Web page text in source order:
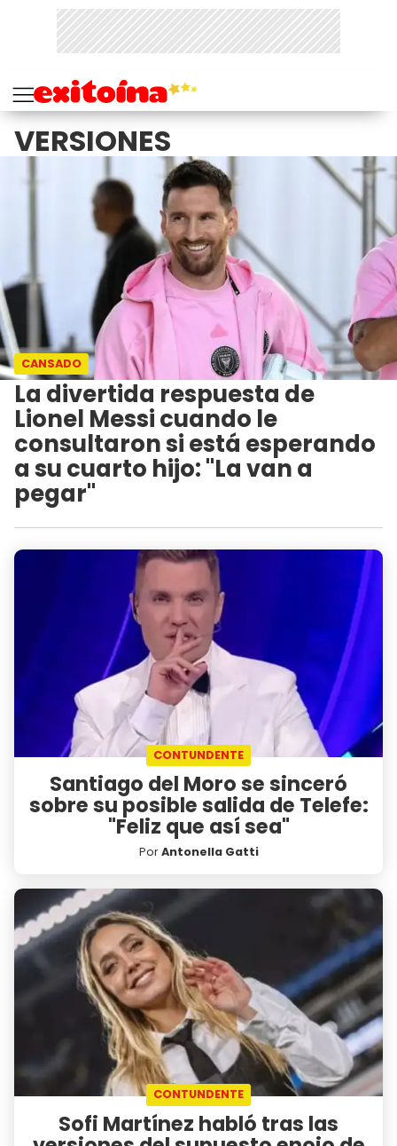
VERSIONES
CANSADO
La divertida respuesta de
Lionel Messi cuando le
consultaron si está esperando
a su cuarto hijo: "La van a
pegar"
CONTUNDENTE
Santiago del Moro se sinceró
sobre su posible salida de Telefe:
"Feliz que así sea"
PorAntonella Gatti
CONTUNDENTE
Sofi Martínez habló tras las